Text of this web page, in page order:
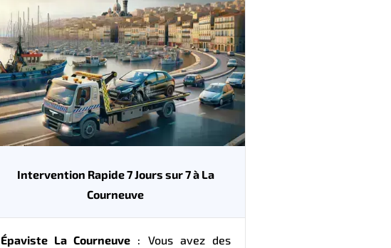
Intervention Rapide 7 Jours sur 7 à La
Courneuve
Épaviste La Courneuve : Vous avez des